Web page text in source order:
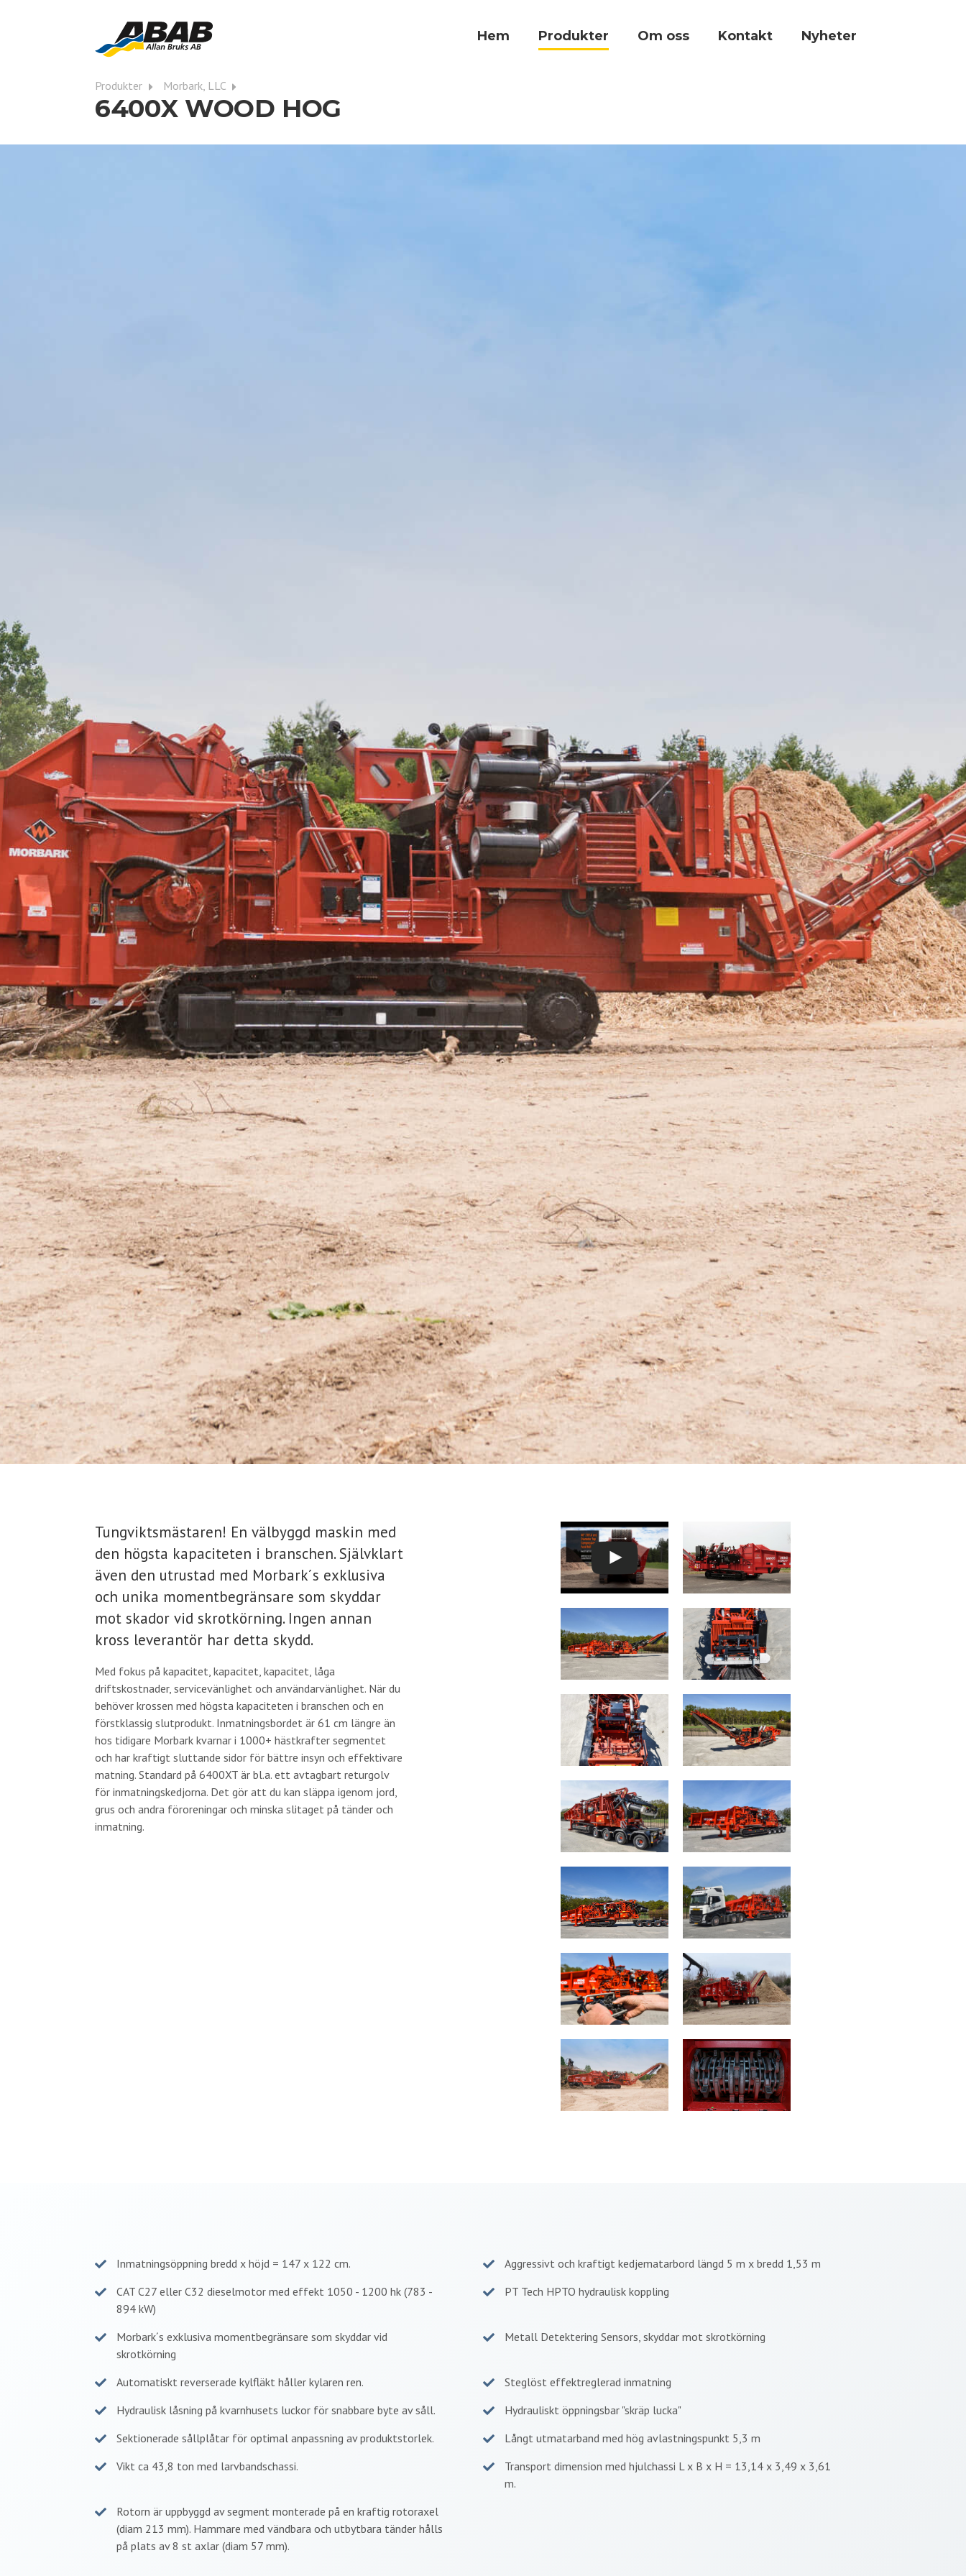
Hem Produkter Om oss Kontakt Nyheter
Produkter Morbark, LLC
6400X WOOD HOG
Tungviktsmästaren! En välbyggd maskin med
den högsta kapaciteten i branschen. Självklart
även den utrustad med Morbark´s exklusiva
och unika momentbegränsare som skyddar
mot skador vid skrotkörning. Ingen annan
kross leverantör har detta skydd.
Med fokus på kapacitet, kapacitet, kapacitet, låga
driftskostnader, servicevänlighet och användarvänlighet. När du
behöver krossen med högsta kapaciteten i branschen och en
förstklassig slutprodukt. Inmatningsbordet är 61 cm längre än
hos tidigare Morbark kvarnar i 1000+ hästkrafter segmentet
och har kraftigt sluttande sidor för bättre insyn och effektivare
matning. Standard på 6400XT är bl.a. ett avtagbart returgolv
för inmatningskedjorna. Det gör att du kan släppa igenom jord,
grus och andra föroreningar och minska slitaget på tänder och
inmatning.
Inmatningsöppning bredd x höjd = 147 x 122 cm.
Aggressivt och kraftigt kedjematarbord längd 5 m x bredd 1,53 m
CAT C27 eller C32 dieselmotor med effekt 1050 - 1200 hk (783 -
894 kW)
PT Tech HPTO hydraulisk koppling
Morbark´s exklusiva momentbegränsare som skyddar vid
skrotkörning
Metall Detektering Sensors, skyddar mot skrotkörning
Automatiskt reverserade kylfläkt håller kylaren ren.
Steglöst effektreglerad inmatning
Hydraulisk låsning på kvarnhusets luckor för snabbare byte av såll.
Hydrauliskt öppningsbar "skräp lucka"
Sektionerade sållplåtar för optimal anpassning av produktstorlek.
Långt utmatarband med hög avlastningspunkt 5,3 m
Vikt ca 43,8 ton med larvbandschassi.
Transport dimension med hjulchassi L x B x H = 13,14 x 3,49 x 3,61
m.
Rotorn är uppbyggd av segment monterade på en kraftig rotoraxel
(diam 213 mm). Hammare med vändbara och utbytbara tänder hålls
på plats av 8 st axlar (diam 57 mm).